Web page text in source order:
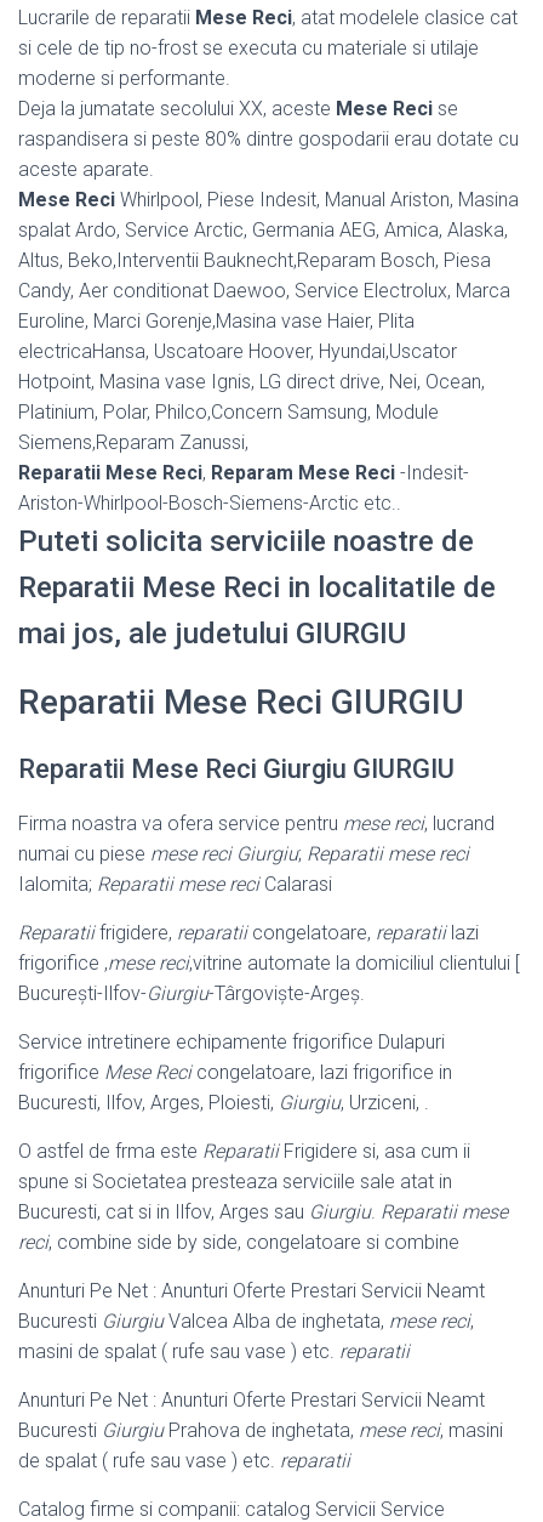
Lucrarile de reparatii Mese Reci, atat modelele clasice cat
si cele de tip no-frost se executa cu materiale si utilaje
moderne si performante.
Deja la jumatate secolului XX, aceste Mese Reci se
raspandisera si peste 80% dintre gospodarii erau dotate cu
aceste aparate.
Mese Reci Whirlpool, Piese Indesit, Manual Ariston, Masina
spalat Ardo, Service Arctic, Germania AEG, Amica, Alaska,
Altus, Beko,Interventii Bauknecht,Reparam Bosch, Piesa
Candy, Aer conditionat Daewoo, Service Electrolux, Marca
Euroline, Marci Gorenje,Masina vase Haier, Plita
electricaHansa, Uscatoare Hoover, Hyundai,Uscator
Hotpoint, Masina vase Ignis, LG direct drive, Nei, Ocean,
Platinium, Polar, Philco,Concern Samsung, Module
Siemens,Reparam Zanussi,
Reparatii Mese Reci, Reparam Mese Reci -Indesit-
Ariston-Whirlpool-Bosch-Siemens-Arctic etc..
Puteti solicita serviciile noastre de
Reparatii Mese Reci in localitatile de
mai jos, ale judetului GIURGIU
Reparatii Mese Reci GIURGIU
Reparatii Mese Reci Giurgiu GIURGIU
Firma noastra va ofera service pentru mese reci, lucrand
numai cu piese mese reci Giurgiu; Reparatii mese reci
Ialomita; Reparatii mese reciCalarasi
Reparatiifrigidere, reparatiicongelatoare, reparatiilazi
frigorifice ,mese reci,vitrine automate la domiciliul clientului [
București-Ilfov-Giurgiu-Târgoviște-Argeș.
Service intretinere echipamente frigorifice Dulapuri
frigorifice Mese Recicongelatoare, lazi frigorifice in
Bucuresti, Ilfov, Arges, Ploiesti, Giurgiu, Urziceni, .
O astfel de frma este ReparatiiFrigidere si, asa cum ii
spune si Societatea presteaza serviciile sale atat in
Bucuresti, cat si in Ilfov, Arges sau Giurgiu. Reparatii mese
reci, combine side by side, congelatoare si combine
Anunturi Pe Net : Anunturi Oferte Prestari Servicii Neamt
Bucuresti GiurgiuValcea Alba de inghetata, mese reci,
masini de spalat ( rufe sau vase ) etc. reparatii
Anunturi Pe Net : Anunturi Oferte Prestari Servicii Neamt
Bucuresti GiurgiuPrahova de inghetata, mese reci, masini
de spalat ( rufe sau vase ) etc. reparatii
Catalog firme si companii: catalog Servicii Service